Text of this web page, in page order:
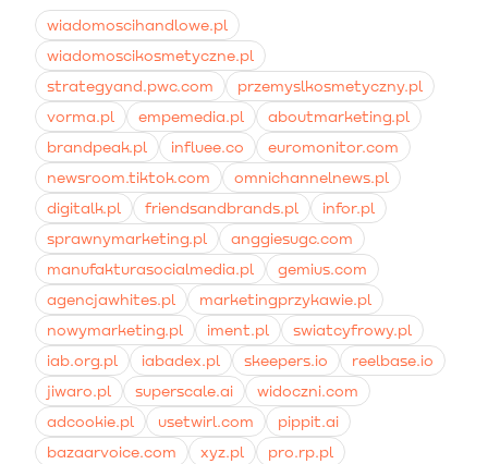
commerce oraz dodawać do powiadomień mailowych
w systemach marketing automation.
wiadomoscihandlowe.pl
wiadomoscikosmetyczne.pl
strategyand.pwc.com
przemyslkosmetyczny.pl
vorma.pl
empemedia.pl
aboutmarketing.pl
brandpeak.pl
influee.co
euromonitor.com
newsroom.tiktok.com
omnichannelnews.pl
digitalk.pl
friendsandbrands.pl
infor.pl
sprawnymarketing.pl
anggiesugc.com
manufakturasocialmedia.pl
gemius.com
agencjawhites.pl
marketingprzykawie.pl
nowymarketing.pl
iment.pl
swiatcyfrowy.pl
iab.org.pl
iabadex.pl skeepers.io
reelbase.io
jiwaro.pl
superscale.ai
widoczni.com
adcookie.pl
usetwirl.com
pippit.ai
bazaarvoice.com
xyz.pl pro.rp.pl